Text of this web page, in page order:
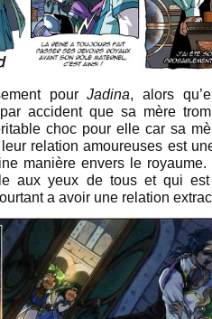
pourJadina, alors
accident que sa mère
choc pour elle car sa
relation amoureuses est
manière envers le
aux yeux de tous et qui
a avoir une relation